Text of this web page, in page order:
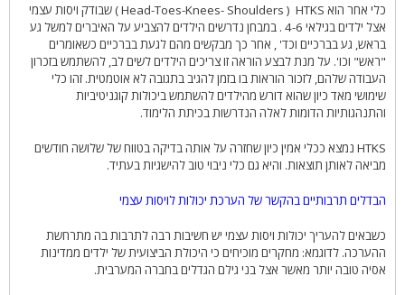
כלי אחר הוא HTKS
(
Head-Toes-Knees- Shoulders) שבודק ויסות עצמי
אצל ילדים בגילאי 4-6 . במבחן נדרשים הילדים להצביע על האיברים למשל גע
בראש, גע בברכיים וכד' , אחר כך מבקשים מהם לגעת בברכיים כשאומרים
"ראש" וכו'. על מנת לבצע הוראה זו צריכים הילדים לשים לב, להשתמש בזכרון
העבודה שלהם, לזכור הוראות בו בזמן להגיב בתגובה לא אוטמטית. זהו כלי
שימושי מאד כיון שהוא דורש מהילדים להשתמש ביכולות קוגניטיביות
והתנהגותיות הדומות לאלה הנדרשות בכיתת הלימוד.
HTKS נמצא ככלי אמין כיון שחזרה על אותה בדיקה בטווח של שלושה חודשים
מביאה לאותן תוצאות. והיא גם כלי ניבוי טוב להישגיות בעתיד.
הבדלים תרבותיים בהקשר של הערכת יכולות לויסות עצמי
כשבאים להעריך יכולות ויסות עצמי יש חשיבות רבה לתרבות בה מתרחשת
ההערכה. לדוגמא: מחקרים מוכיחים כי היכולת הביצועית של ילדים ממדינות
אסיה טובה יותר מאשר אצל בני גילם הגדלים בחברה המערבית.